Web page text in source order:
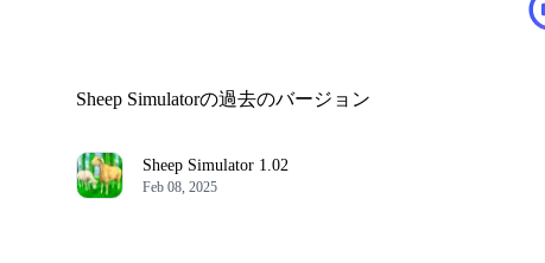
Sheep Simulatorの過去のバージョン
Sheep Simulator 1.02
Feb 08, 2025